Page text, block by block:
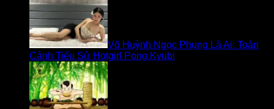
Võ Huỳnh Ngọc Phụng Là Ai: Toàn
Cảnh Tiểu Sử Hotgirl Pong Kyubi